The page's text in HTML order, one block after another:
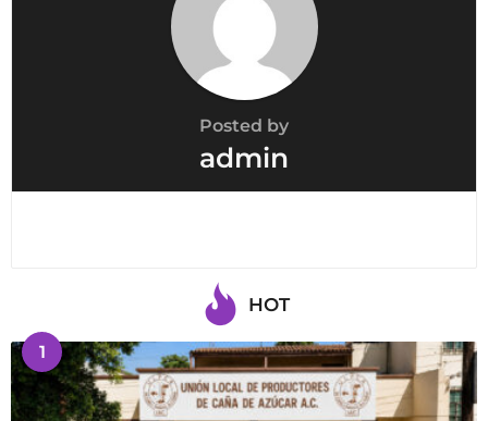
Posted by
admin
HOT
1